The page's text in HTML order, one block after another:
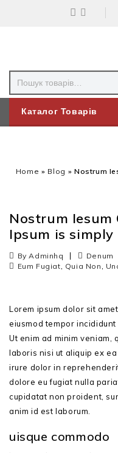
Каталог Товарів
Home » Blog » Nostrum
Nostrum
Ipsum is
By Adminhq
Denum
Eum Fugiat Quia Non
Lorem ipsum dolor sit
eiusmod tempor
Ut enim ad minim veniam,
laboris nisi ut aliquip ex
irure dolor in
dolore eu fugiat nulla
cupidatat non proident,
anim id est laborum.
uisque commodo